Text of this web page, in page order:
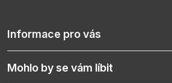
Informace pro vás
Mohlo by se vám líbit